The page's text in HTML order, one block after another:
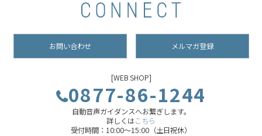
お問い合わせ メルマガ登録
[WEB SHOP]
0877-86-1244
自動音声ガイダンスへお繋ぎします。
詳しくはこちら
受付時間：10:00～15:00（土日祝休）